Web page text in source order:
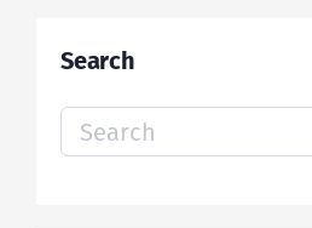
Search
Search
for: